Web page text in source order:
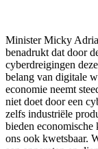
Minister Micky
benadrukt dat door
cyberdreigingen
belang van digitale
economie neemt
niet doet door een
zelfs industriële
bieden economische
ons ook kwetsbaar.